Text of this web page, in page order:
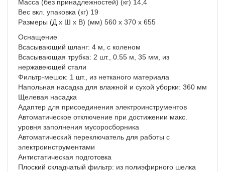
Масса (без принадлежностей) (кг) 14,4
Вес вкл. упаковка (кг) 19
Размеры (Д х Ш х В) (мм) 560 x 370 x 655
Оснащение
Всасывающий шланг: 4 м, с коленом
Всасывающая трубка: 2 шт., 0.55 м, 35 мм, из
нержавеющей стали
Фильтр-мешок: 1 шт., из нетканого материала
Напольная насадка для влажной и сухой уборки: 360 мм
Щелевая насадка
Адаптер для присоединения электроинструментов
Автоматическое отключение при достижении макс.
уровня заполнения мусоросборника
Автоматический переключатель для работы с
электроинструментами
Антистатическая подготовка
Плоский складчатый фильтр: из полиэфирного шелка